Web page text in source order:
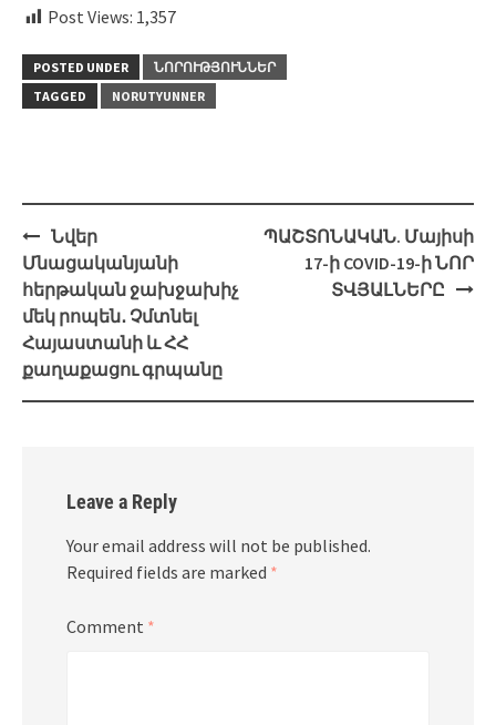
Post Views: 1,357
POSTED UNDER
ՆՈՐՈՒԹՅՈՒՆՆԵՐ
TAGGED
NORUTYUNNER
Post
navigation
Նվեր
Մնացականյանի
հերթական ջախջախիչ
մեկ րոպեն․ Չմտնել
Հայաստանի և ՀՀ
քաղաքացու գրպանը
ՊԱՇՏՈՆԱԿԱՆ. Մայիսի
17-ի COVID-19-ի ՆՈՐ
ՏՎՅԱԼՆԵՐԸ
Leave a Reply
Your email address will not be published.
Required fields are marked *
Comment *